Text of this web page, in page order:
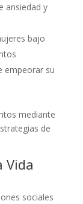
ansiedad y
bajo
empeorar su
mediante
de
Vida
sociales